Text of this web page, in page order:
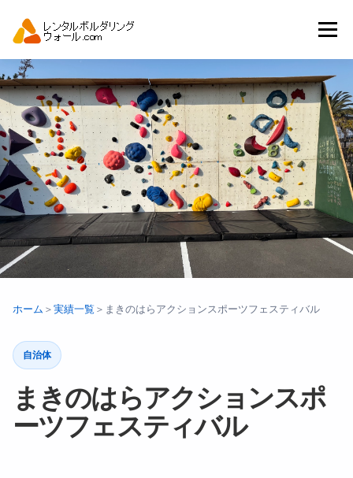
へ
ス
キ
ッ
プ
メニュー
トップ 自動見積り 商品一覧
アーバンスポーツイベント.JP
ホーム ＞実績一覧 ＞ まきのはらアクションスポーツフェスティバル
自治体
まきのはらアクションスポ
ーツフェスティバル